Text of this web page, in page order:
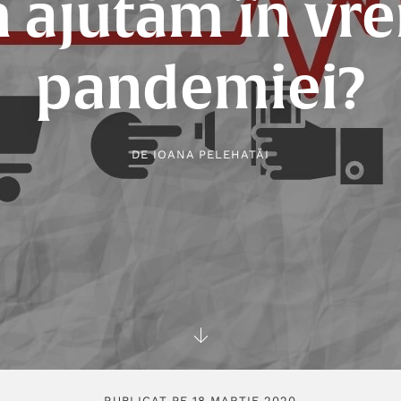
ajutăm în
pandemiei?
DEIOANA PELEHATĂI